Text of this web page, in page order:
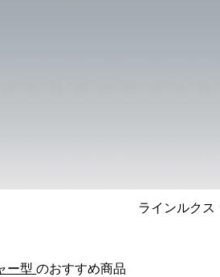
ラインルクス
ー型のおすすめ商品